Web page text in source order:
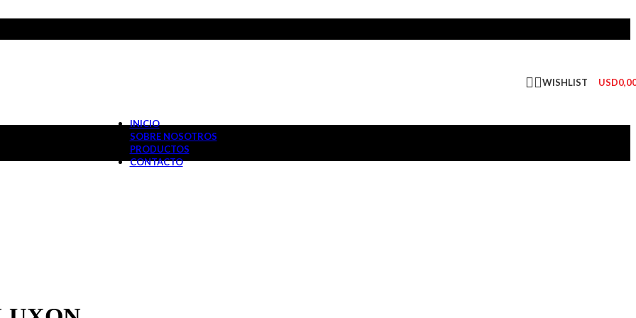
WISHLIST USD
INICIO
SOBRE NOSOTROS
PRODUCTOS
CONTACTO